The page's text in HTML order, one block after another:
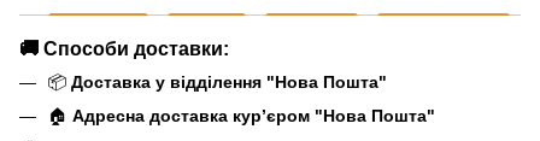
🚚 Способи доставки:
📦 Доставка у відділення "Нова Пошта"
🏠 Адресна доставка кур’єром "Нова Пошта"